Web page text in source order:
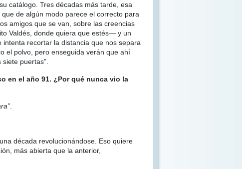
catálogo. Tres décadas más tarde, esa
de algún modo parece el correcto para
amigos que se van, sobre las creencias
Valdés, donde quiera que estés— y un
recortar la distancia que nos separa
el polvo, pero enseguida verán que ahí
puertas”.
en el año 91. ¿Por qué nunca vio la
década revolucionándose. Eso quiere
más abierta que la anterior,